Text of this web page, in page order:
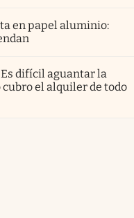
en papel aluminio:
difícil aguantar la
cubro el alquiler de todo